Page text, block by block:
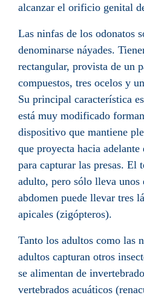
alcanzar el orificio genital
Las ninfas de los odonatos
denominarse náyades.
rectangular, provista de un
compuestos, tres ocelos y
Su principal característica
está muy modificado
dispositivo que mantiene
que proyecta hacia adelante
para capturar las presas. El
adulto, pero sólo lleva unos
abdomen puede llevar tres
apicales (zigópteros).
Tanto los adultos como las
adultos capturan otros
se alimentan de
vertebrados acuáticos